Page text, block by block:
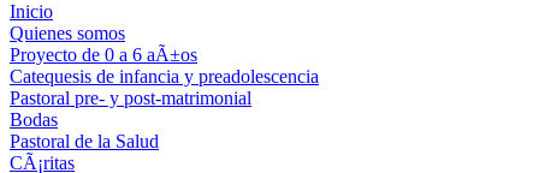
Inicio
Quienes somos
Proyecto de 0 a 6 aÃ±os
Catequesis de infancia y preadolescencia
Pastoral pre- y post-matrimonial
Bodas
Pastoral de la Salud
CÃ¡ritas